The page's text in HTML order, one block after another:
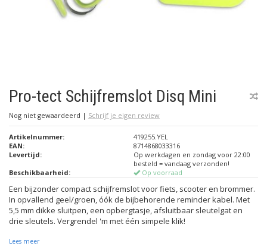
Pro-tect Schijfremslot Disq Mini
Nog niet gewaardeerd | Schrijf je eigen review
Artikelnummer:
419255.YEL
EAN:
8714868033316
Levertijd:
Op werkdagen en zondag voor 22:00
besteld = vandaag verzonden!
Beschikbaarheid:
Op voorraad
Een bijzonder compact schijfremslot voor fiets, scooter en brommer.
In opvallend geel/groen, óók de bijbehorende reminder kabel. Met
5,5 mm dikke sluitpen, een opbergtasje, afsluitbaar sleutelgat en
drie sleutels. Vergrendel 'm met één simpele klik!
Lees meer